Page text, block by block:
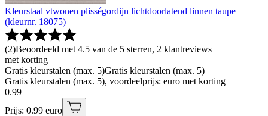
Kleurstaal vtwonen plisségordijn lichtdoorlatend linnen taupe
(kleurnr. 18075)
(2)Beoordeeld met 4.5 van de 5 sterren, 2 klantreviews
met korting
Gratis kleurstalen (max. 5)Gratis kleurstalen (max. 5)
Gratis kleurstalen (max. 5), voordeelprijs: euro met korting
0.99
Prijs: 0.99 euro